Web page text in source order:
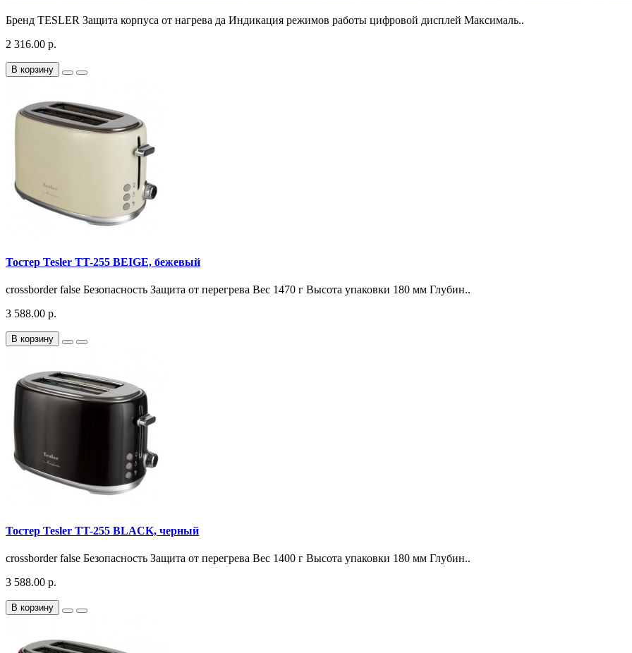
Бренд TESLER Защита корпуса от нагрева да Индикация режимов работы цифровой дисплей Максималь..
2 316.00 р.
В корзину
Тостер Tesler TT-255 BEIGE, бежевый
crossborder false Безопасность Защита от перегрева Вес 1470 г Высота упаковки 180 мм Глубин..
3 588.00 р.
В корзину
Тостер Tesler TT-255 BLACK, черный
crossborder false Безопасность Защита от перегрева Вес 1400 г Высота упаковки 180 мм Глубин..
3 588.00 р.
В корзину